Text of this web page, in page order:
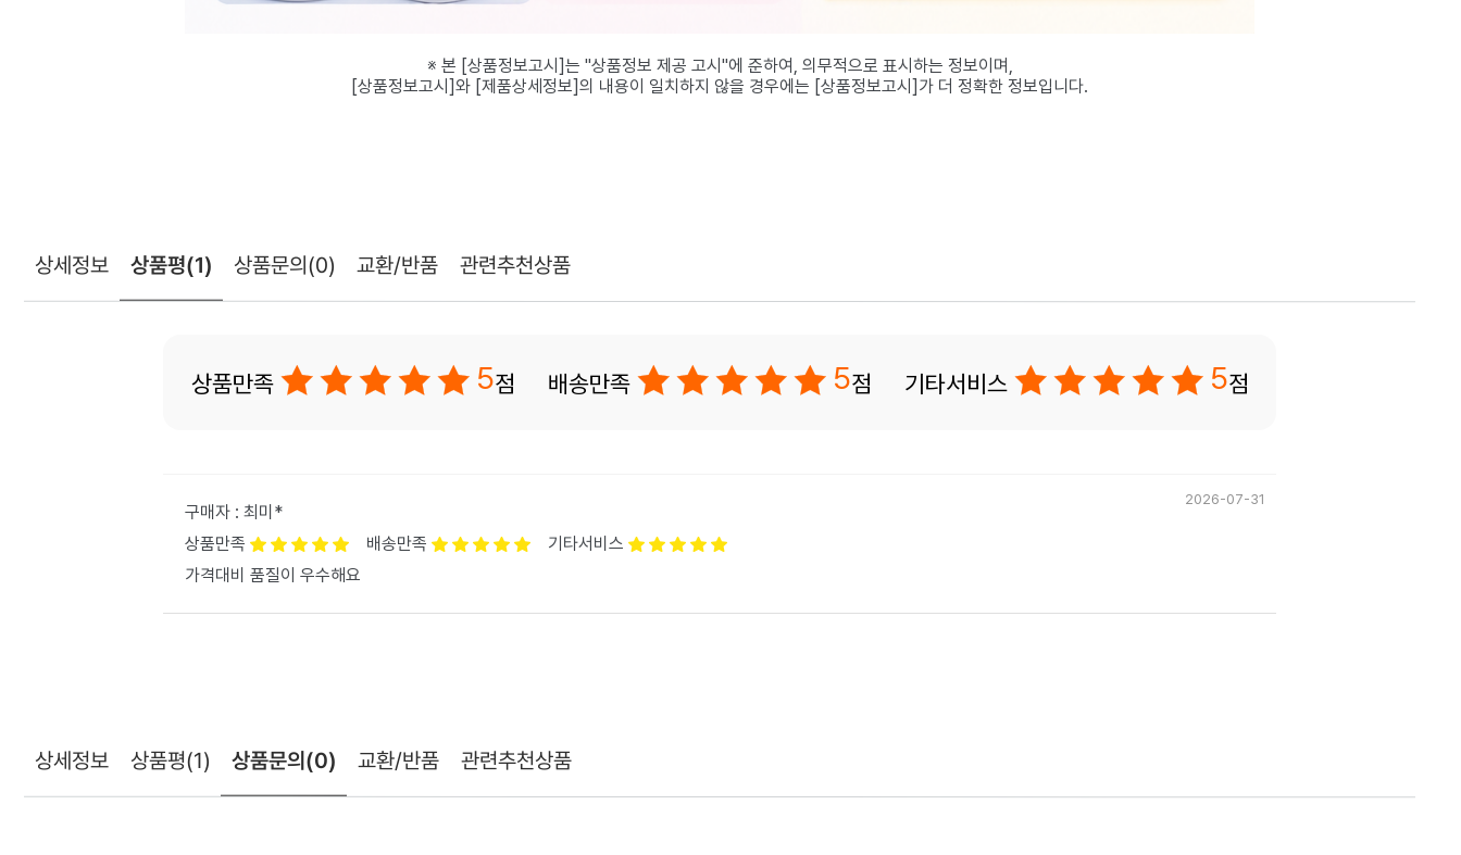
※ 본 [상품정보고시]는 "상품정보 제공 고시"에 준하여, 의무적으로 표시하는 정보이며,
[상품정보고시]와 [제품상세정보]의 내용이 일치하지 않을 경우에는 [상품정보고시]가 더 정확한 정보입니다.
상세정보 상품평(1) 상품문의(0) 교환/반품 관련추천상품
상품만족 5점 배송만족 5점 기타서비스 5점
구매자 : 최미*
상품만족
배송만족 기타서비스
2026-07-31
가격대비 품질이 우수해요
상세정보 상품평(1) 상품문의 (0) 교환/반품 관련추천상품